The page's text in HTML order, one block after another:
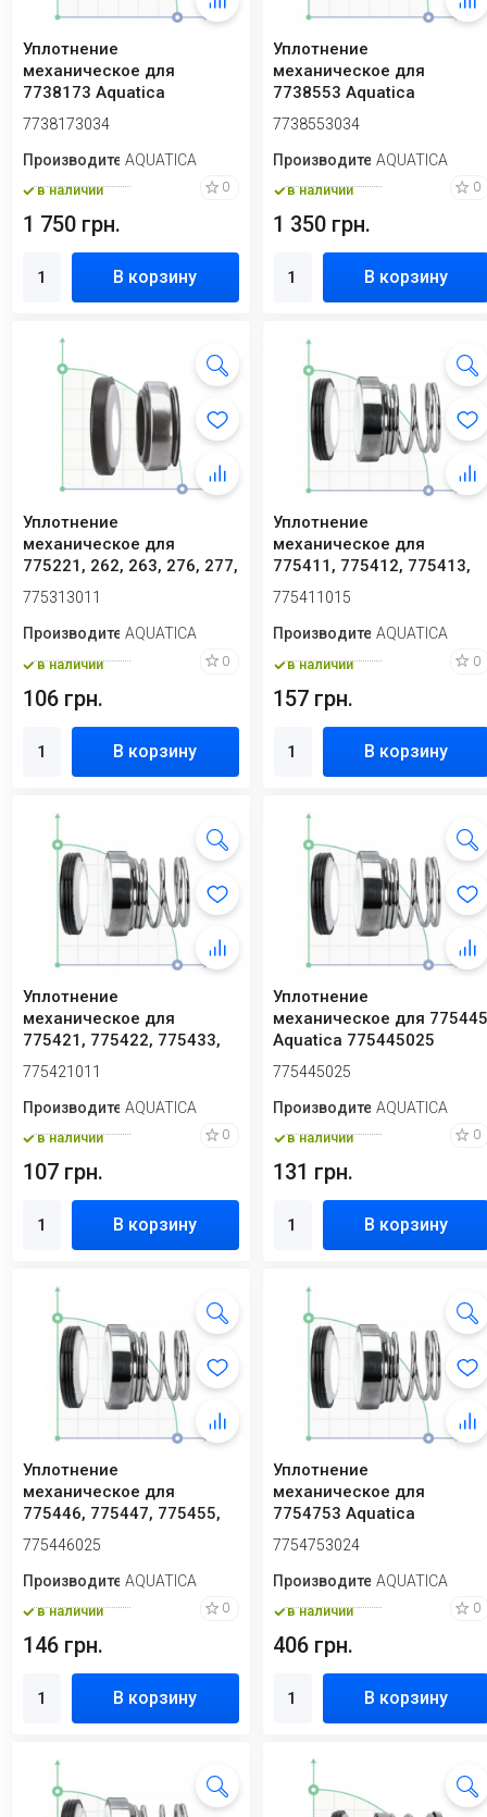
Уплотнение
механическое для
7738173 Aquatica
7738173034
7738173034
ПроизводительAQUATICA
в наличии 0
1 750 грн.
В корзину
Уплотнение
механическое для
7738553 Aquatica
7738553034
7738553034
ПроизводительAQUATICA
в наличии 0
1 350 грн.
В корзину
Уплотнение
механическое для
775221, 262, 263, 276, 277,
304, 305, 313, 318, 3...
775313011
ПроизводительAQUATICA
в наличии 0
106 грн.
В корзину
Уплотнение
механическое для
775411, 775412, 775413,
776411, 776412, 776413
775411015
ПроизводительAQUATICA
в наличии 0
157 грн.
В корзину
Уплотнение
механическое для
775421, 775422, 775433,
775434 Aquatica
775421011
775421011
ПроизводительAQUATICA
в наличии 0
107 грн.
В корзину
Уплотнение
механическое для
Aquatica 775445025
775445025
ПроизводительAQUATICA
в наличии 0
131 грн.
В корзину
Уплотнение
механическое для
775446, 775447, 775455,
7754563, 7754573
Aquatica...
775446025
ПроизводительAQUATICA
в наличии 0
146 грн.
В корзину
Уплотнение
механическое для
7754753 Aquatica
7754753024
7754753024
ПроизводительAQUATICA
в наличии 0
406 грн.
В корзину